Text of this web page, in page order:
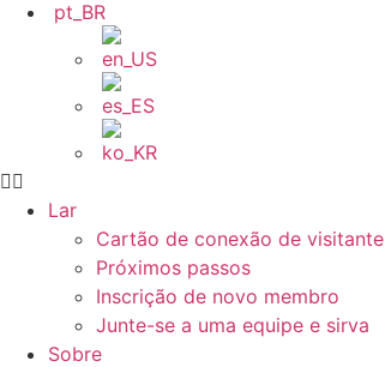
Lar
Cartão de conexão de visitante
Próximos passos
Inscrição de novo membro
Junte-se a uma equipe e sirva
Sobre